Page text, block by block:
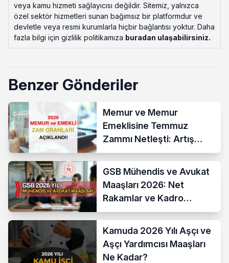
veya kamu hizmeti sağlayıcısı değildir. Sitemiz, yalnızca
özel sektör hizmetleri sunan bağımsız bir platformdur ve
devletle veya resmi kurumlarla hiçbir bağlantısı yoktur. Daha
fazla bilgi için gizlilik politikamıza buradan ulaşabilirsiniz.
Benzer Gönderiler
Memur ve Memur
Emeklisine Temmuz
Zammı Netleşti: Artış
Yüzde 13,52 Oldu
GSB Mühendis ve Avukat
Maaşları 2026: Net
Rakamlar ve Kadro
Karşılaştırması
Kamuda 2026 Yılı Aşçı ve
Aşçı Yardımcısı Maaşları
Ne Kadar?